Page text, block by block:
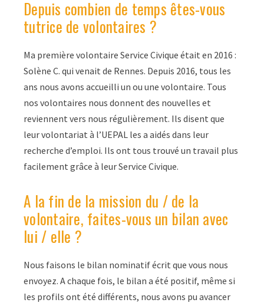
Depuis combien de temps êtes-vous
tutrice de volontaires ?
Ma première volontaire Service Civique était en 2016 :
Solène C. qui venait de Rennes. Depuis 2016, tous les
ans nous avons accueilli un ou une volontaire. Tous
nos volontaires nous donnent des nouvelles et
reviennent vers nous régulièrement. Ils disent que
leur volontariat à l’UEPAL les a aidés dans leur
recherche d’emploi. Ils ont tous trouvé un travail plus
facilement grâce à leur Service Civique.
A la fin de la mission du / de la
volontaire, faites-vous un bilan avec
lui / elle ?
Nous faisons le bilan nominatif écrit que vous nous
envoyez. A chaque fois, le bilan a été positif, même si
les profils ont été différents, nous avons pu avancer